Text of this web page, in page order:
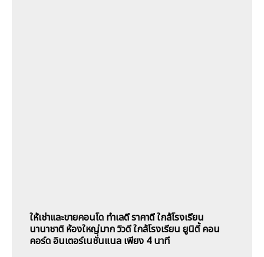
ให้เช่าและขายคอนโด ทำเลดี ราคาดี ใกล้โรงเรียน
นานาชาติ ห้องใหญ่มาก วิวดี ใกล้โรงเรียน ยูนิตี้ คอน
คอร์ด อินเตอร์เนชั่นแนล เพียง 4 นาที